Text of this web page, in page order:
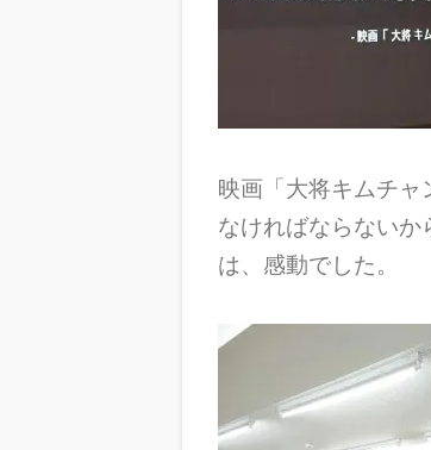
映画「大将キムチャ
なければならない
は、感動でした。